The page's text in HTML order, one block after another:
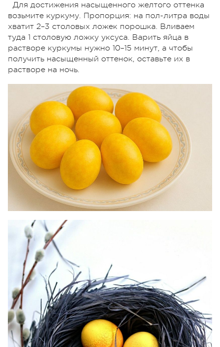
Для достижения насыщенного желтого оттенка
возьмите куркуму. Пропорция: на пол-литра воды
хватит 2–3 столовых ложек порошка. Вливаем
туда 1 столовую ложку уксуса. Варить яйца в
растворе куркумы нужно 10–15 минут, а чтобы
получить насыщенный оттенок, оставьте их в
растворе на ночь.